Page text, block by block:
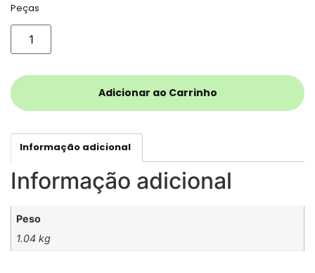
Peças
Adicionar ao Carrinho
Informação adicional
Informação adicional
Peso
1.04 kg